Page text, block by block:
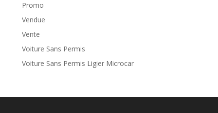
Promo
Vendue
Vente
Voiture Sans Permis
Voiture Sans Permis Ligier Microcar